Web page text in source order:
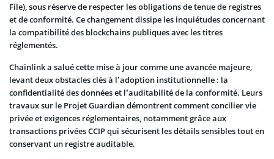
File), sous réserve de respecter les obligations de tenue de registres
et de conformité. Ce changement dissipe les inquiétudes concernant
la compatibilité des blockchains publiques avec les titres
réglementés.
Chainlink a salué cette mise à jour comme une avancée majeure,
levant deux obstacles clés à l’adoption institutionnelle : la
confidentialité des données et l’auditabilité de la conformité. Leurs
travaux sur le Projet Guardian démontrent comment concilier vie
privée et exigences réglementaires, notamment grâce aux
transactions privées CCIP qui sécurisent les détails sensibles tout en
conservant un registre auditable.